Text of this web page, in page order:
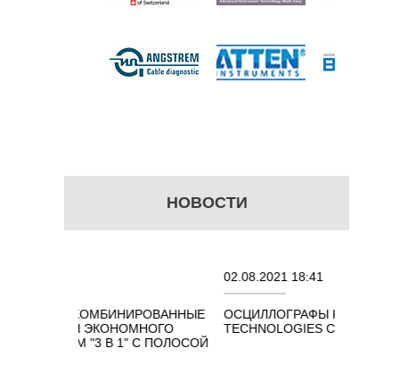
НОВОСТИ
ЭКОНОМНОГО
"3 В 1" С ПОЛОСОЙ
02.08.2021 18:41
ОСЦИЛЛОГРАФЫ KEYSIGHT
TECHNOLOGIES СЕРИИ UXR